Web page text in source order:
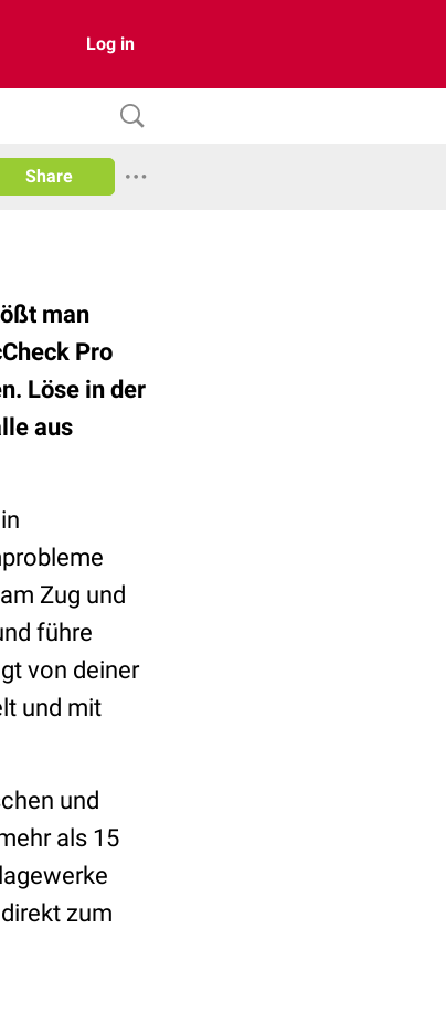
Log in
Share
man
Pro
Löse in der
aus
Zug und
führe
von deiner
und mit
und
als 15
zum